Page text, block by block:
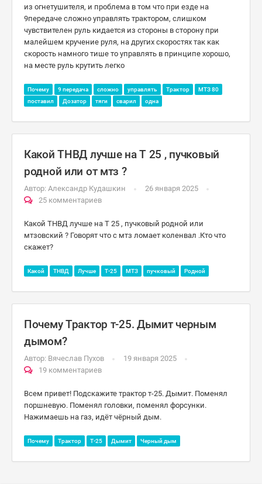
из огнетушителя, и проблема в том что при езде на
9передаче сложно управлять трактором, слишком
чувствителен руль кидается из стороны в сторону при
малейшем кручение руля, на других скоростях так как
скорость намного тише то управлять в принципе хорошо,
на месте руль крутить легко
Почему 9 передача сложно управлять Трактор
МТЗ 80
поставил
Дозатор тяги сварил одна
Какой ТНВД лучше на Т 25 , пучковый
родной или от мтз ?
Автор: Александр Кудашкин
26 января 2025
25 комментариев
Какой ТНВД лучше на Т 25 , пучковый родной или
мтзовский ? Говорят что с мтз ломает коленвал .Кто что
скажет?
Какой ТНВД Лучше Т-25 МТЗ пучковый Родной
Почему Трактор т-25. Дымит черным
дымом?
Автор: Вячеслав Пухов
19 января 2025
19 комментариев
Всем привет! Подскажите трактор т-25. Дымит. Поменял
поршневую. Поменял головки, поменял форсунки.
Нажимаешь на газ, идёт чёрный дым.
Почему Трактор Т-25 Дымит Черный дым